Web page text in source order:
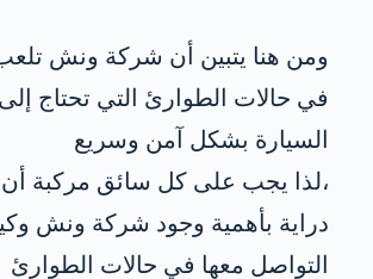
ومن هنا يتبين أن شركة ونش تلعب
في حالات الطوارئ التي تحتاج
السيارة بشكل آمن وسريع
،لذا يجب على كل سائق مركبة
دراية بأهمية وجود شركة ونش
التواصل معها في حالات الطوارئ